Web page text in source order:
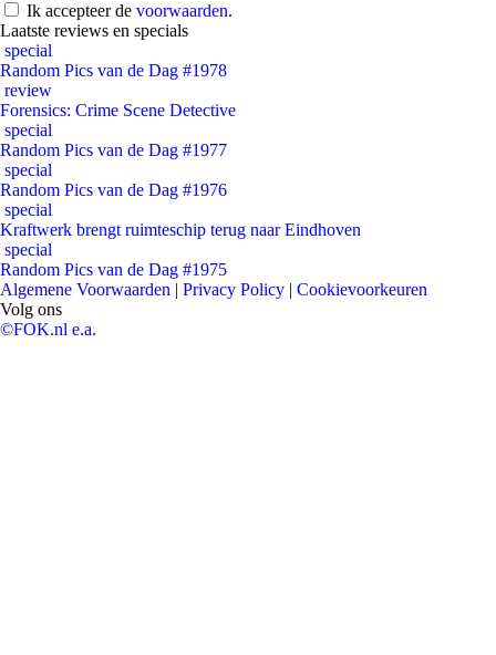
Ik accepteer de voorwaarden.
Laatste reviews en specials
special
Random Pics van de Dag #1978
review
Forensics: Crime Scene Detective
special
Random Pics van de Dag #1977
special
Random Pics van de Dag #1976
special
Kraftwerk brengt ruimteschip terug naar Eindhoven
special
Random Pics van de Dag #1975
Algemene Voorwaarden | Privacy Policy | Cookievoorkeuren
Volg ons
©FOK.nl e.a.